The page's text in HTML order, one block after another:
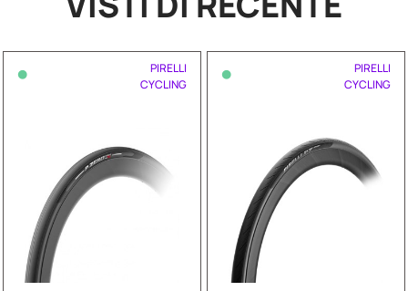
•
PIRELLI
CYCLING
•
PIRELLI
CYCLING